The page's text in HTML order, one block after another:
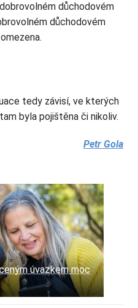
úvazkem moc
důchodovém
důchodovém
tedy závisí, ve kterých
byla pojištěna či nikoliv.
Petr Gola